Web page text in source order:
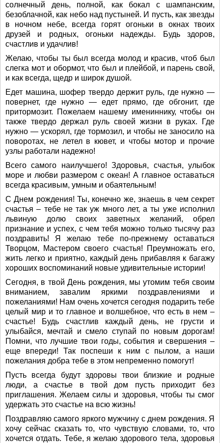
солнечный день, полной, как бокал с шампанским,
безоблачной, как небо над пустыней. И пусть, как звезды
в ночном небе, всегда горят огоньки в окнах твоих
друзей и родных, огоньки надежды. Будь здоров,
счастлив и удачлив!
Желаю, чтобы ты был всегда молод и красив, чтоб был
слегка мот и обормот, что был и плейбой, и парень свой,
и как всегда, щедр и широк душой.
Едет машина, шофер твердо держит руль, где нужно —
повернет, где нужно — едет прямо, где обгонит, где
притормозит. Пожелаем нашему имениннику, чтобы он
также твердо держал руль своей жизни в руках. Где
нужно — ускорял, где тормозил, и чтобы не заносило на
поворотах, не летел в кювет, и чтобы мотор и прочие
узлы работали надежно!
Всего самого наилучшего! Здоровья, счастья, улыбок
море и любви размером с океан! А главное оставаться
всегда красивым, умным и обаятельным!
С Днем рождения! Ты, конечно же, знаешь в чем секрет
счастья – тебе не так уж много лет, а ты уже исполнил
львиную долю своих заветных желаний, обрел
признание и успех, с чем тебя можно только тысячу раз
поздравить! Я желаю тебе по-прежнему оставаться
Творцом, Мастером своего счастья! Преумножать его,
жить легко и приятно, каждый день прибавляя к багажу
хороших воспоминаний новые удивительные истории!
Сегодня, в твой День рождения, мы утомим тебя своим
вниманием, завалим яркими поздравлениями и
пожеланиями! Нам очень хочется сегодня подарить тебе
целый мир и то главное и волшебное, что есть в нем –
счастье! Будь счастлив каждый день, не грусти и
улыбайся, мечтай и смело ступай по новым дорогам!
Помни, что лучшие твои годы, события и свершения –
еще впереди! Так поспеши к ним с пылом, а наши
пожелания добра тебе в этом непременно помогут!
Пусть всегда будут здоровы твои близкие и родные
люди, а счастье в твой дом пусть приходит без
приглашения. Желаем силы и здоровья, чтобы ты смог
удержать это счастье на всю жизнь!
Поздравляю самого яркого мужчину с днем рождения. Я
хочу сейчас сказать то, что чувствую словами, то, что
хочется отдать. Тебе, я желаю здорового тела, здоровья